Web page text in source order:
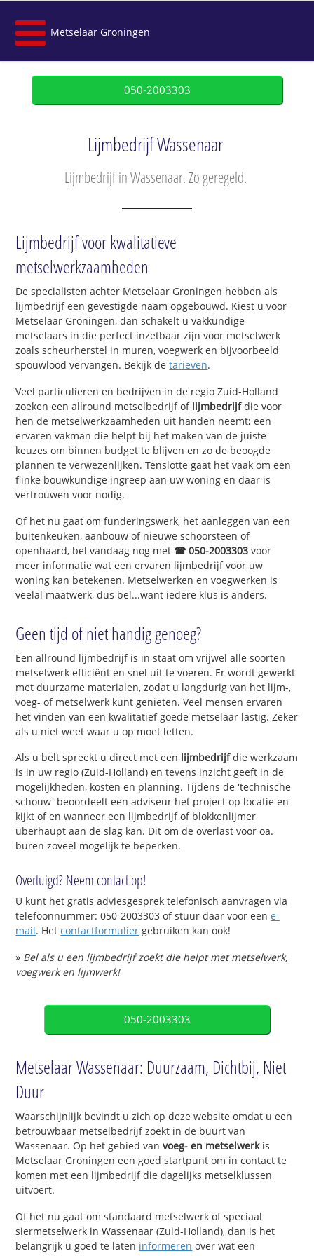
Metselaar Groningen
050-2003303
Lijmbedrijf Wassenaar
Lijmbedrijf in Wassenaar. Zo geregeld.
Lijmbedrijf voor kwalitatieve
metselwerkzaamheden
De specialisten achter Metselaar Groningen hebben als
lijmbedrijf een gevestigde naam opgebouwd. Kiest u voor
Metselaar Groningen, dan schakelt u vakkundige
metselaars in die perfect inzetbaar zijn voor metselwerk
zoals scheurherstel in muren, voegwerk en bijvoorbeeld
spouwlood vervangen. Bekijk detarieven.
Veel particulieren en bedrijven in de regio Zuid-Holland
zoeken een allround metselbedrijf of lijmbedrijfdie voor
hen de metselwerkzaamheden uit handen neemt; een
ervaren vakman die helpt bij het maken van de juiste
keuzes om binnen budget te blijven en zo de beoogde
plannen te verwezenlijken. Tenslotte gaat het vaak om een
flinke bouwkundige ingreep aan uw woning en daar is
vertrouwen voor nodig.
Of het nu gaat om funderingswerk, het aanleggen van een
buitenkeuken, aanbouw of nieuwe schoorsteen of
openhaard, bel vandaag nog met ☎ 050-2003303 voor
meer informatie wat een ervaren lijmbedrijf voor uw
woning kan betekenen. Metselwerken en voegwerken is
veelal maatwerk, dus bel...want iedere klus is anders.
Geen tijd of niet handig genoeg?
Een allround lijmbedrijf is in staat om vrijwel alle soorten
metselwerk efficiënt en snel uit te voeren. Er wordt gewerkt
met duurzame materialen, zodat u langdurig van het lijm-,
voeg- of metselwerk kunt genieten. Veel mensen ervaren
het vinden van een kwalitatief goede metselaar lastig. Zeker
als u niet weet waar u op moet letten.
Als u belt spreekt u direct met een lijmbedrijfdie werkzaam
is in uw regio (Zuid-Holland) en tevens inzicht geeft in de
mogelijkheden, kosten en planning. Tijdens de 'technische
schouw' beoordeelt een adviseur het project op locatie en
kijkt of en wanneer een lijmbedrijf of blokkenlijmer
überhaupt aan de slag kan. Dit om de overlast voor oa.
buren zoveel mogelijk te beperken.
Overtuigd? Neem contact op!
U kunt hetgratis adviesgesprek telefonisch aanvragen via
telefoonnummer: 050-2003303 of stuur daar voor eene-
mail. Hetcontactformulier gebruiken kan ook!
» Bel als u een lijmbedrijf zoekt die helpt met metselwerk,
voegwerk en lijmwerk!
050-2003303
Metselaar Wassenaar: Duurzaam, Dichtbij, Niet
Duur
Waarschijnlijk bevindt u zich op deze website omdat u een
betrouwbaar metselbedrijf zoekt in de buurt van
Wassenaar. Op het gebied van voeg- en metselwerkis
Metselaar Groningen een goed startpunt om in contact te
komen met een lijmbedrijf die dagelijks metselklussen
uitvoert.
Of het nu gaat om standaard metselwerk of speciaal
siermetselwerk in Wassenaar (Zuid-Holland), dan is het
belangrijk u goed te laten informeren over wat een